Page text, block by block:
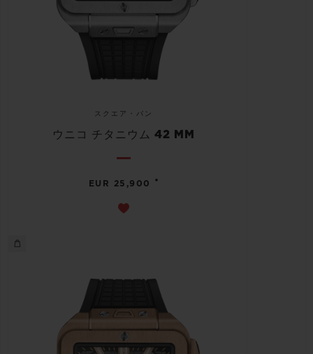
スクエア・バン
ウニコ チタニウム 42 MM
EUR 25,900 •